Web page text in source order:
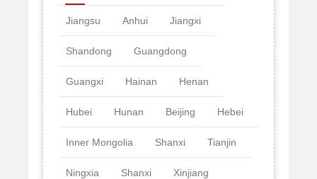
Jiangsu Anhui Jiangxi
Shandong Guangdong
Guangxi Hainan Henan
Hubei Hunan Beijing Hebei
Inner Mongolia Shanxi Tianjin
Ningxia Shanxi Xinjiang